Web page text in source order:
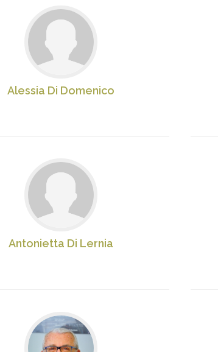
Alessia Di Domenico
Antonietta Di Lernia